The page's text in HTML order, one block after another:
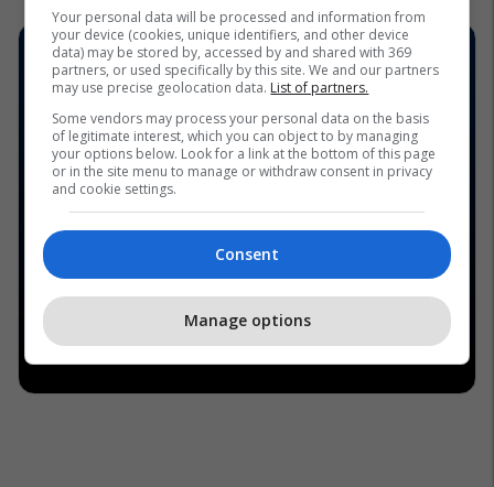
Your personal data will be processed and information from
your device (cookies, unique identifiers, and other device
data) may be stored by, accessed by and shared with 369
partners, or used specifically by this site. We and our partners
may use precise geolocation data. List of partners.
Some vendors may process your personal data on the basis
of legitimate interest, which you can object to by managing
your options below. Look for a link at the bottom of this page
or in the site menu to manage or withdraw consent in privacy
and cookie settings.
Consent
Manage options